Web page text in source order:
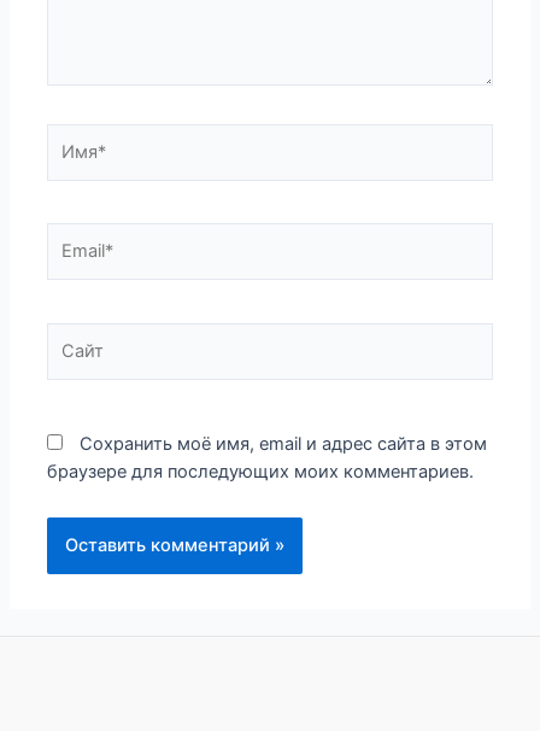
Сохранить моё имя, email и адрес сайта в этом
браузере для последующих моих комментариев.